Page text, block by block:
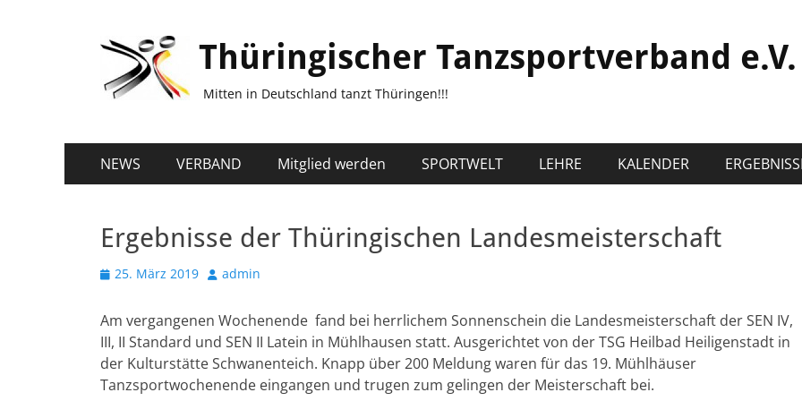
Thüringischer Tanzsportverband e.V.
Mitten in Deutschland tanzt Thüringen!!!
Primäres
Menü
Inhalt
NEWS VERBAND Mitglied werden SPORTWELT LEHRE KALENDER
Ergebnisse der Thüringischen Landesmeisterschaft
Veröffentlicht
25. März 2019 Autoradmin
Am vergangenen Wochenende fand bei herrlichem Sonnenschein die Landesmeisterschaft der SEN IV,
III, II Standard und SEN II Latein in Mühlhausen statt. Ausgerichtet von der TSG Heilbad Heiligenstadt in
der Kulturstätte Schwanenteich. Knapp über 200 Meldung waren für das 19. Mühlhäuser
Tanzsportwochenende eingangen und trugen zum gelingen der Meisterschaft bei.